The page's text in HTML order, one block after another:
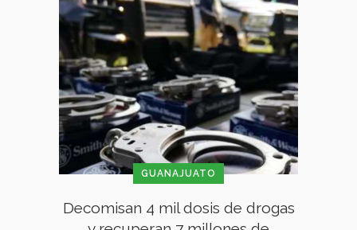
GUANAJUATO
Decomisan 4 mil dosis de drogas